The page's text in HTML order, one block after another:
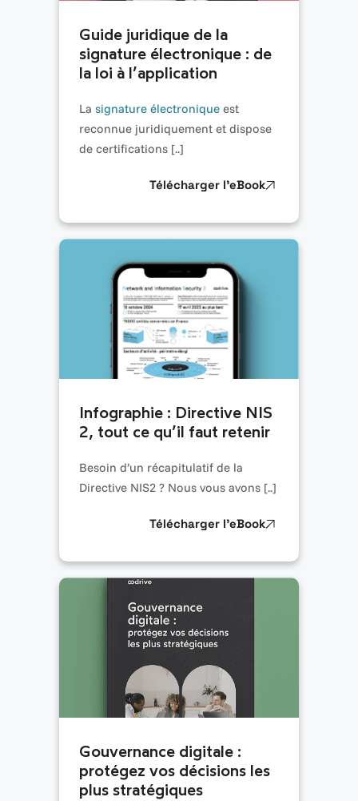
Guide juridique de la
signature électronique : de
la loi à l’application
La signature électronique est
reconnue juridiquement et dispose
de certifications [..]
Télécharger l’eBook
Infographie : Directive NIS
2, tout ce qu’il faut retenir
Besoin d’un récapitulatif de la
Directive NIS2 ? Nous vous avons [..]
Télécharger l’eBook
Gouvernance digitale :
protégez vos décisions les
plus stratégiques